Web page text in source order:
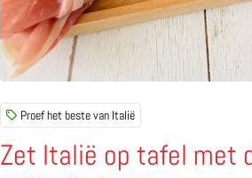
Zet Italië op tafel met
Proef het beste van Italië